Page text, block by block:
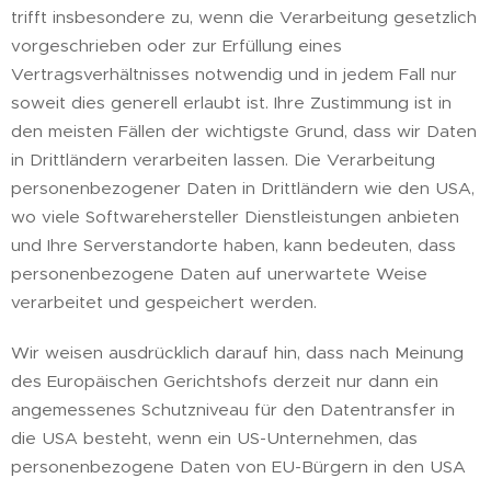
trifft insbesondere zu, wenn die Verarbeitung gesetzlich
vorgeschrieben oder zur Erfüllung eines
Vertragsverhältnisses notwendig und in jedem Fall nur
soweit dies generell erlaubt ist. Ihre Zustimmung ist in
den meisten Fällen der wichtigste Grund, dass wir Daten
in Drittländern verarbeiten lassen. Die Verarbeitung
personenbezogener Daten in Drittländern wie den USA,
wo viele Softwarehersteller Dienstleistungen anbieten
und Ihre Serverstandorte haben, kann bedeuten, dass
personenbezogene Daten auf unerwartete Weise
verarbeitet und gespeichert werden.
Wir weisen ausdrücklich darauf hin, dass nach Meinung
des Europäischen Gerichtshofs derzeit nur dann ein
angemessenes Schutzniveau für den Datentransfer in
die USA besteht, wenn ein US-Unternehmen, das
personenbezogene Daten von EU-Bürgern in den USA